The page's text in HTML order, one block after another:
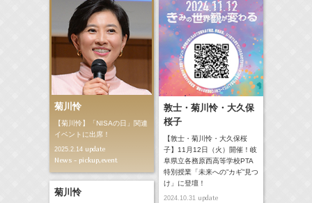
菊川怜
【菊川怜】「NISAの日」関連
イベントに出席！
2025.2.14update
News - pickup,event
敦士・菊川怜・大久保
桜子
【敦士・菊川怜・大久保桜
子】11月12日（火）開催！岐
阜県立各務原西高等学校PTA
特別授業「未来への”カギ”見つ
け」に登壇！
2024.10.31update
菊川怜